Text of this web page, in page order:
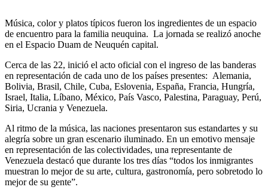
Música, color y platos típicos fueron los ingredientes de un espacio
de encuentro para la familia neuquina. La jornada se realizó anoche
en el Espacio Duam de Neuquén capital.
Cerca de las 22, inició el acto oficial con el ingreso de las banderas
en representación de cada uno de los países presentes: Alemania,
Bolivia, Brasil, Chile, Cuba, Eslovenia, España, Francia, Hungría,
Israel, Italia, Líbano, México, País Vasco, Palestina, Paraguay, Perú,
Siria, Ucrania y Venezuela.
Al ritmo de la música, las naciones presentaron sus estandartes y su
alegría sobre un gran escenario iluminado. En un emotivo mensaje
en representación de las colectividades, una representante de
Venezuela destacó que durante los tres días “todos los inmigrantes
muestran lo mejor de su arte, cultura, gastronomía, pero sobretodo lo
mejor de su gente”.